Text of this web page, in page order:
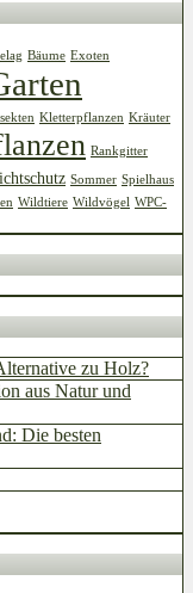
Bäume Exoten
Kletterpflanzen Kräuter
Rankgitter
Sommer Spielhaus
Wildtiere Wildvögel WPC-
zu Holz?
aus Natur und
Die besten